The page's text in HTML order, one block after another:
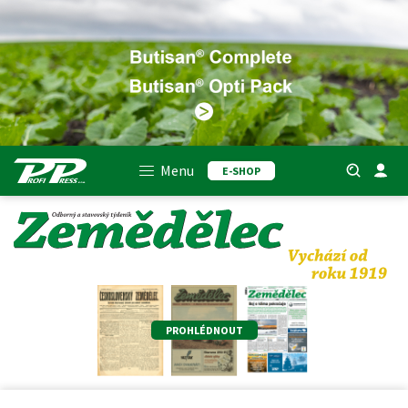
Menu E-SHOP
PROHLÉDNOUT